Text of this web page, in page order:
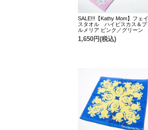
SALE!!!【Kathy Mom】フェイ
スタオル ハイビスカス＆プ
ルメリア ピンク／グリーン
1,650円(税込)